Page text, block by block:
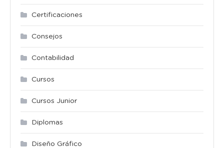
Certificaciones
Consejos
Contabilidad
Cursos
Cursos Junior
Diplomas
Diseño Gráfico